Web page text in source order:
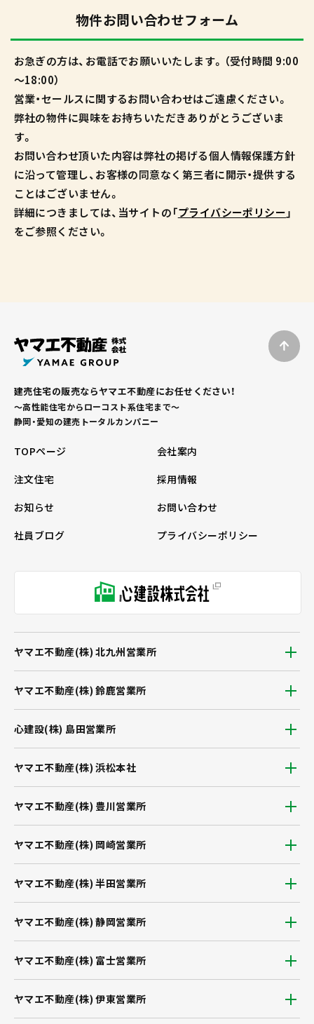
物件お問い合わせフォーム
お急ぎの方は、お電話でお願いいたします。（受付時間 9:00
～18:00）
営業・セールスに関するお問い合わせはご遠慮ください。
弊社の物件に興味をお持ちいただきありがとうございま
す。
お問い合わせ頂いた内容は弊社の掲げる個人情報保護方針
に沿って管理し、お客様の同意なく第三者に開示・提供する
ことはございません。
詳細につきましては、当サイトの「プライバシーポリシー」
をご参照ください。
建売住宅の販売ならヤマエ不動産にお任せください！
～高性能住宅からローコスト系住宅まで～
静岡・愛知の建売トータルカンパニー
TOPページ
会社案内
注文住宅
採用情報
お知らせ
お問い合わせ
社員ブログ
プライバシーポリシー
ヤマエ不動産(株) 浜松本社
ヤマエ不動産(株) 静岡営業所
ヤマエ不動産(株) 豊川営業所
ヤマエ不動産(株) 富士営業所
ヤマエ不動産(株) 岡崎営業所
ヤマエ不動産(株) 伊東営業所
ヤマエ不動産(株) 半田営業所
ヤマエ不動産(株) 北九州営業所
ヤマエ不動産(株) 鈴鹿営業所
心建設(株) 島田営業所